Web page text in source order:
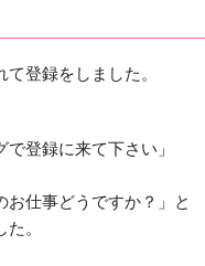
登録をしました。
登録に来て下さい」
お仕事どうですか？」と
。